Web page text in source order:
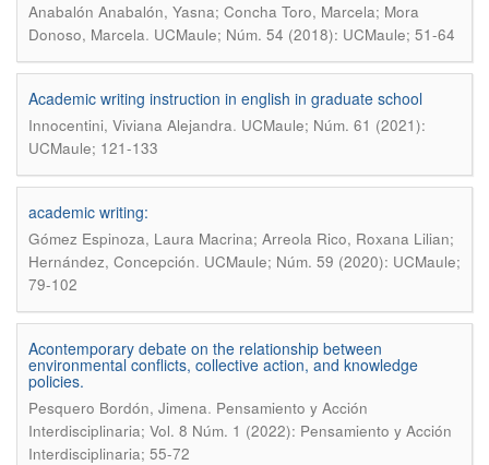
Anabalón Anabalón, Yasna; Concha Toro, Marcela; Mora
Donoso, Marcela. UCMaule; Núm. 54 (2018): UCMaule; 51-64
Academic writing instruction in english in graduate school
Innocentini, Viviana Alejandra. UCMaule; Núm. 61 (2021):
UCMaule; 121-133
academic writing:
Gómez Espinoza, Laura Macrina; Arreola Rico, Roxana Lilian;
Hernández, Concepción. UCMaule; Núm. 59 (2020): UCMaule;
79-102
Acontemporary debate on the relationship between
environmental conflicts, collective action, and knowledge
policies.
Pesquero Bordón, Jimena. Pensamiento y Acción
Interdisciplinaria; Vol. 8 Núm. 1 (2022): Pensamiento y Acción
Interdisciplinaria; 55-72